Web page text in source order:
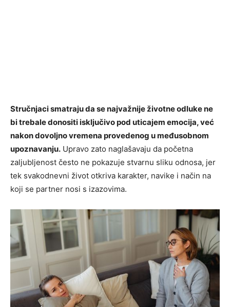
Stručnjaci smatraju da se najvažnije životne odluke ne
bi trebale donositi isključivo pod uticajem emocija, već
nakon dovoljno vremena provedenog u međusobnom
upoznavanju. Upravo zato naglašavaju da početna
zaljubljenost često ne pokazuje stvarnu sliku odnosa, jer
tek svakodnevni život otkriva karakter, navike i način na
koji se partner nosi s izazovima.